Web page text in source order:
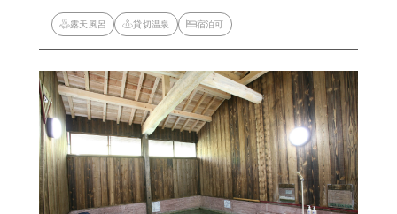
露天風呂 貸切温泉 宿泊可